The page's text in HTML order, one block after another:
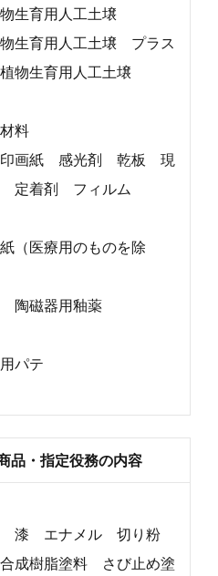
生育用人工土壌
生育用人工土壌 プラス
物生育用人工土壌
料
画紙 感光剤 乾板 現
定着剤 フィルム
（医療用のものを除
陶磁器用釉薬
パテ
品・指定役務の内容
漆 エナメル 切り粉
成樹脂塗料 さび止め塗